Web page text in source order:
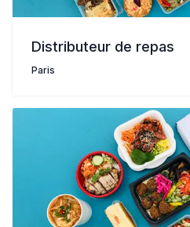
Distributeur de repas
Paris